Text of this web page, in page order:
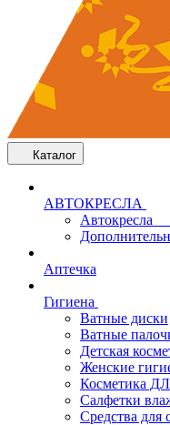
Каталог
АВТОКРЕСЛА
Автокресла
Аптечка
Гигиена
Ватные диски
Ватные
Детская
Женские
Косметика
Салфетки
Средства для